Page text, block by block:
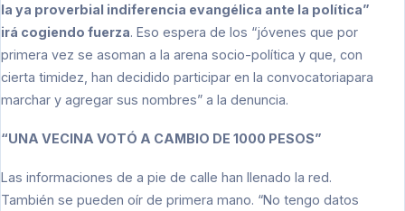
la ya proverbial indiferencia evangélica ante la política”
irá cogiendo fuerza. Eso espera de los “jóvenes que por
primera vez se asoman a la arena socio-política y que, con
cierta timidez, han decidido participar en la convocatoriapara
marchar y agregar sus nombres” a la denuncia.
“UNA VECINA VOTÓ A CAMBIO DE 1000 PESOS”
Las informaciones de a pie de calle han llenado la red.
También se pueden oír de primera mano. “No tengo datos